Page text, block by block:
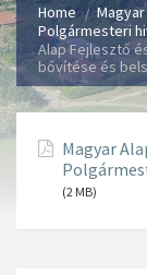
Home
Polgármesteri
Alap Fejlesztő
bővítése és
Magyar
(2 MB)